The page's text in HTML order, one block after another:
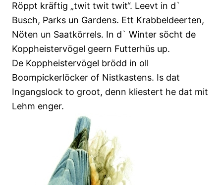
Röppt kräftig „twit twit twit“. Leevt in d`
Busch, Parks un Gardens. Ett Krabbeldeerten,
Nöten un Saatkörrels. In d` Winter söcht de
Koppheistervögel geern Futterhüs up.
De Koppheistervögel brödd in oll
Boompickerlöcker of Nistkastens. Is dat
Ingangslock to groot, denn kliestert he dat mit
Lehm enger.